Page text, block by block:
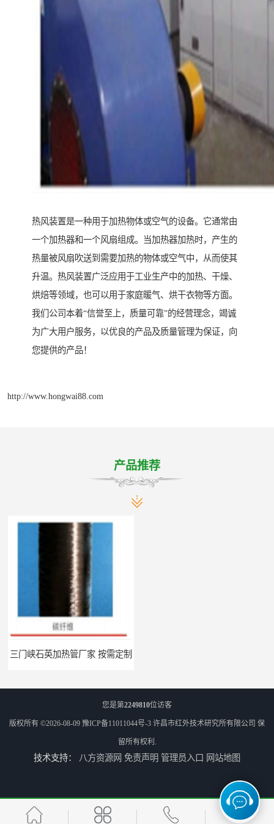
热风装置是一种用于加热物体或空气的设备。它通常由
一个加热器和一个风扇组成。当加热器加热时，产生的
热量被风扇吹送到需要加热的物体或空气中，从而使其
升温。热风装置广泛应用于工业生产中的加热、干燥、
烘焙等领域，也可以用于家庭暖气、烘干衣物等方面。
我们公司本着“信誉至上，质量可靠”的经营理念，竭诚
为广大用户服务，以优良的产品及质量管理为保证，向
您提供的产品！
http://www.hongwai88.com
产品推荐
三门峡石英加热管厂家 按需定制
安阳红外辐射烘箱规格 实用性强
您是第2249810位访客
版权所有 ©2026-08-09 豫ICP备11011044号-3 许昌市红外技术研究所有限公司 保
留所有权利.
技术支持： 八方资源网 免责声明 管理员入口 网站地图